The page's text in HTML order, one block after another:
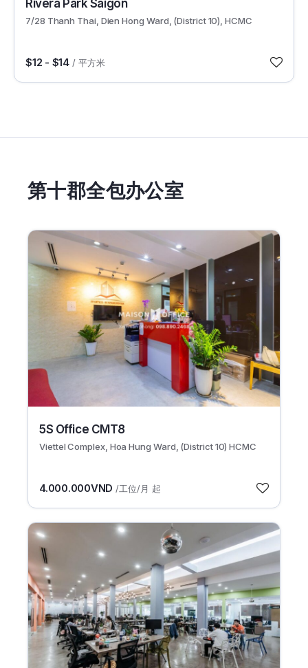
Rivera Park Saigon
7/28 Thanh Thai, Dien Hong Ward, (District 10), HCMC
$12 - $14/ 平方米
第十郡全包办公室
5S Office CMT8
Viettel Complex, Hoa Hung Ward, (District 10) HCMC
4.000.000VND /工位/月 起